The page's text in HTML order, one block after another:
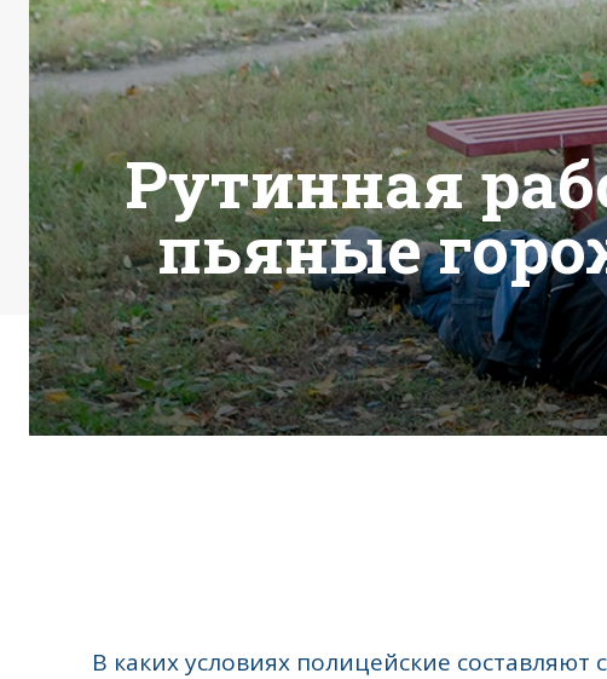
Рутинная
пьяные
В каких условиях полицейские